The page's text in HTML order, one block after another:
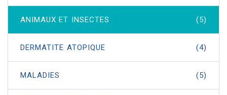
ANIMAUX ET INSECTES (5)
DERMATITE ATOPIQUE (4)
MALADIES (5)